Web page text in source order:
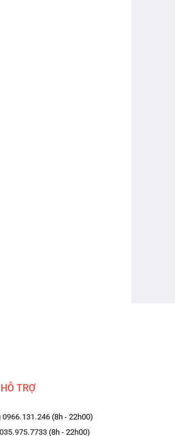
TRỢ
0966.131.246 (8h - 22h00)
035.975.7733 (8h - 22h00)